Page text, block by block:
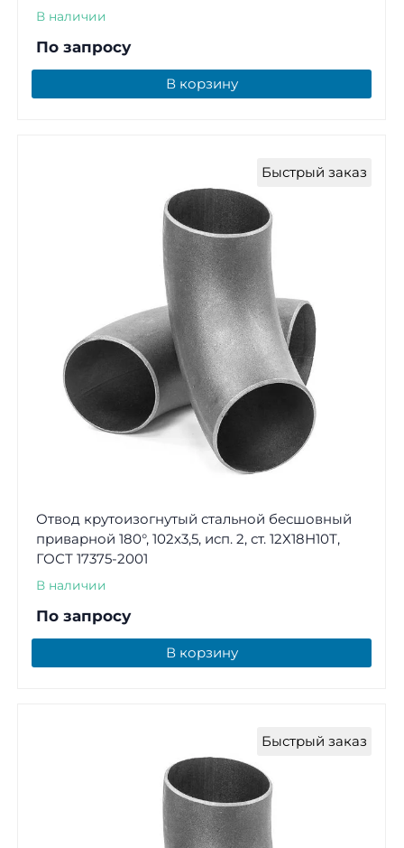
В наличии
По запросу
В корзину
Быстрый заказ
Отвод крутоизогнутый стальной бесшовный
приварной 180°, 102х3,5, исп. 2, ст. 12Х18Н10Т,
ГОСТ 17375-2001
В наличии
По запросу
В корзину
Быстрый заказ